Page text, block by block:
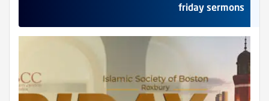
friday sermons